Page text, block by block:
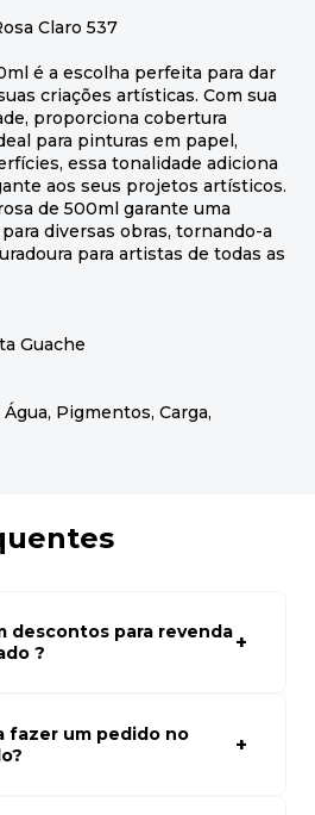
Claro 537
é a escolha perfeita para dar
criações artísticas. Com sua
proporciona cobertura
para pinturas em papel,
essa tonalidade adiciona
aos seus projetos artísticos.
de 500ml garante uma
diversas obras, tornando-a
para artistas de todas as
Guache
Pigmentos, Carga,
descontos para revenda
?
com os melhores preços
fazer um pedido no